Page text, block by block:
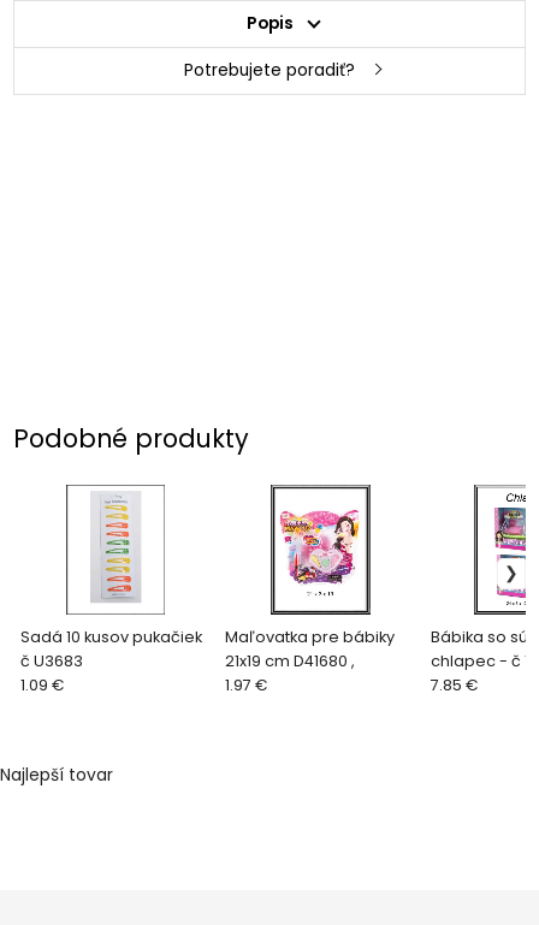
Popis
Potrebujete poradiť?
Podobné produkty
Sadá 10 kusov pukačiek
č U3683
1.09 €
Maľovatka pre bábiky
21x19 cm D41680 ,
1.97 €
Bábika so
7.85 €
Najlepší tovar